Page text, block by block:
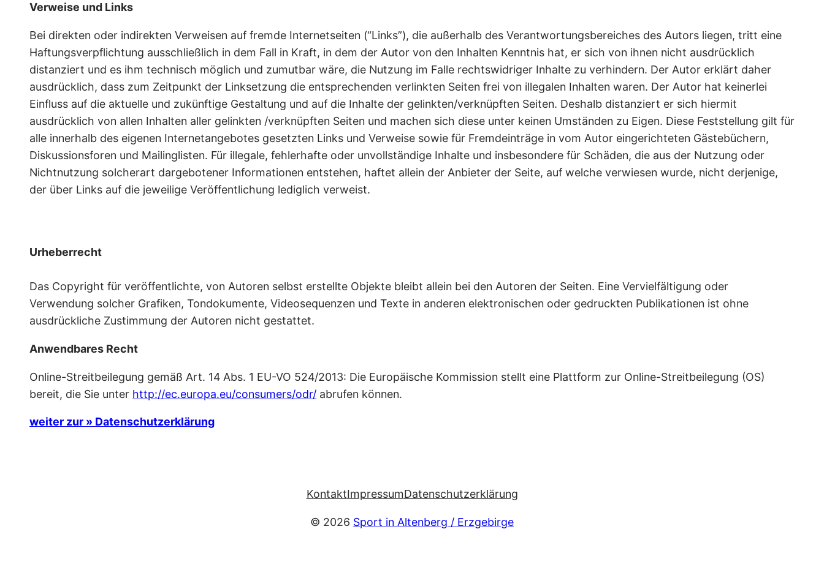
Verweise und Links
Bei direkten oder indirekten Verweisen auf fremde Internetseiten (“Links”), die außerhalb des Verantwortungsbereiches des Autors liegen, tritt eine
Haftungsverpflichtung ausschließlich in dem Fall in Kraft, in dem der Autor von den Inhalten Kenntnis hat, er sich von ihnen nicht ausdrücklich
distanziert und es ihm technisch möglich und zumutbar wäre, die Nutzung im Falle rechtswidriger Inhalte zu verhindern. Der Autor erklärt daher
ausdrücklich, dass zum Zeitpunkt der Linksetzung die entsprechenden verlinkten Seiten frei von illegalen Inhalten waren. Der Autor hat keinerlei
Einfluss auf die aktuelle und zukünftige Gestaltung und auf die Inhalte der gelinkten/verknüpften Seiten. Deshalb distanziert er sich hiermit
ausdrücklich von allen Inhalten aller gelinkten /verknüpften Seiten und machen sich diese unter keinen Umständen zu Eigen. Diese Feststellung gilt für
alle innerhalb des eigenen Internetangebotes gesetzten Links und Verweise sowie für Fremdeinträge in vom Autor eingerichteten Gästebüchern,
Diskussionsforen und Mailinglisten. Für illegale, fehlerhafte oder unvollständige Inhalte und insbesondere für Schäden, die aus der Nutzung oder
Nichtnutzung solcherart dargebotener Informationen entstehen, haftet allein der Anbieter der Seite, auf welche verwiesen wurde, nicht derjenige,
der über Links auf die jeweilige Veröffentlichung lediglich verweist.
Urheberrecht
Das Copyright für veröffentlichte, von Autoren selbst erstellte Objekte bleibt allein bei den Autoren der Seiten. Eine Vervielfältigung oder
Verwendung solcher Grafiken, Tondokumente, Videosequenzen und Texte in anderen elektronischen oder gedruckten Publikationen ist ohne
ausdrückliche Zustimmung der Autoren nicht gestattet.
Anwendbares Recht
Online-Streitbeilegung gemäß Art. 14 Abs. 1 EU-VO 524/2013: Die Europäische Kommission stellt eine Plattform zur Online-Streitbeilegung (OS)
bereit, die Sie unter http://ec.europa.eu/consumers/odr/ abrufen können.
weiter zur » Datenschutzerklärung
KontaktImpressumDatenschutzerklärung
© 2026 Sport in Altenberg / Erzgebirge